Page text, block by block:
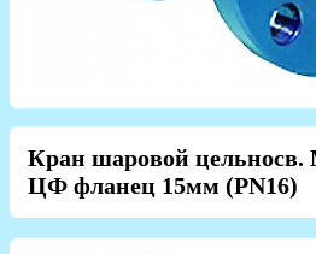
Кран шаровой цельносв.
ЦФ фланец 15мм (PN16)